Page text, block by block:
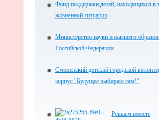
Фонд поддержки детей, находящихся в
жизненной ситуации
Министерство науки и высшего
Российской Федерации
Смоленский детский городской
корпус "Будущее выбираю сам!"
Решаем вместе